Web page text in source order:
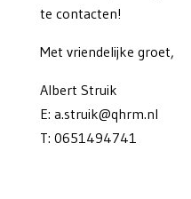
te contacten!
Met vriendelijke groet,
Albert Struik
E: a.struik@qhrm.nl
T: 0651494741